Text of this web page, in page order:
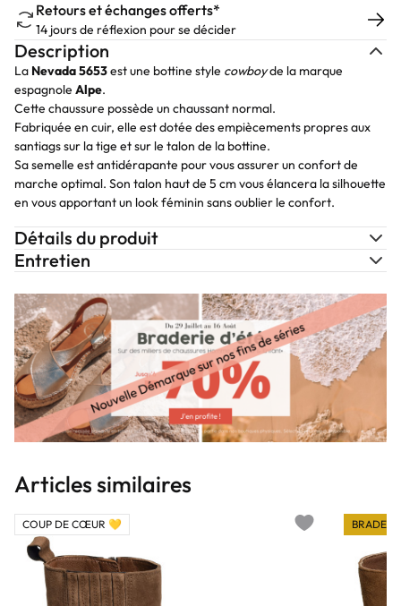
Retours et échanges offerts*
14 jours de réflexion pour se décider
Description
La Nevada 5653est une bottine style cowboyde la marque
espagnole Alpe.
Cette chaussure possède un chaussant normal.
Fabriquée en cuir, elle est dotée des empiècements propres aux
santiags sur la tige et sur le talon de la bottine.
Sa semelle est antidérapante pour vous assurer un confort de
marche optimal. Son talon haut de 5 cm vous élancera la silhouette
en vous apportant un look féminin sans oublier le confort.
Détails du produit
Entretien
Articles similaires
COUP DE CŒUR 💛